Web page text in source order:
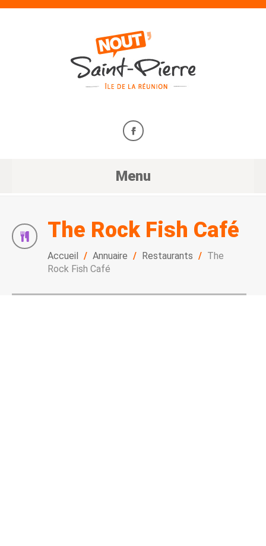
Menu
The Rock Fish Café
Accueil / Annuaire / Restaurants / The
Rock Fish Café